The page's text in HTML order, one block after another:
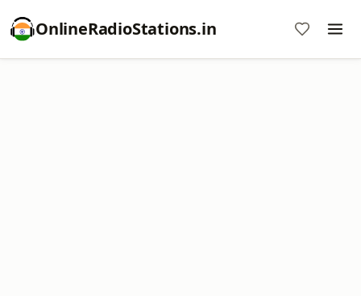
OnlineRadioStations.in